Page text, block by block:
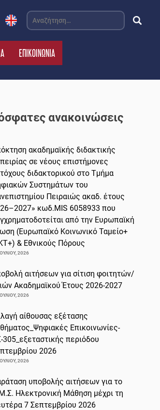
Αναζήτηση
για:
ΕΠΙΚΟΙΝΩΝΙΑ
ανακοινώσεις
ακαδημαϊκής διδακτικής
σε νέους επιστήμονες
διδακτορικού στο Τμήμα
Συστημάτων του
Πειραιώς ακαδ. έτους
κωδ.MIS 6058933 που
από την Ευρωπαϊκή
(Ευρωπαϊκό Κοινωνικό Ταμείο+
& Εθνικούς Πόρους
2026
αιτήσεων για σίτιση φοιτητών/
Ακαδημαϊκού Έτους 2026-2027
2026
αίθουσας εξέτασης
Επικοινωνίες-
305_εξεταστικής περιόδου
2026
2026
υποβολής αιτήσεων για το
Ηλεκτρονική Μάθηση μέχρι τη
7 Σεπτεμβρίου 2026